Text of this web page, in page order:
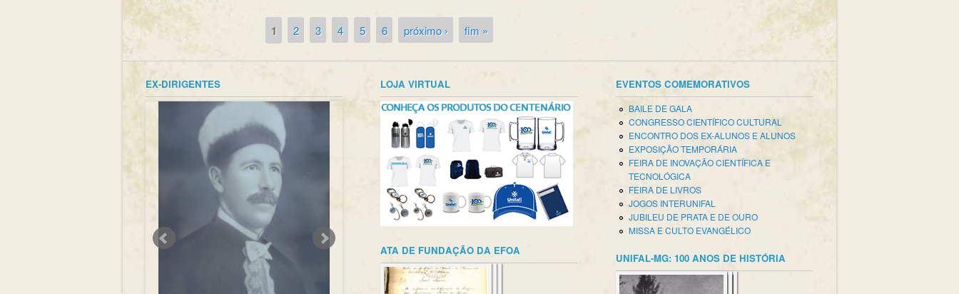
1 2 3 4 5 6 próximo › fim »
EX-DIRIGENTES LOJA VIRTUAL
ATA DE FUNDAÇÃO DA EFOA
EVENTOS COMEMORATIVOS
BAILE DE GALA
CONGRESSO CIENTÍFICO CULTURAL
ENCONTRO DOS EX-ALUNOS E ALUNOS
EXPOSIÇÃO TEMPORÁRIA
FEIRA DE INOVAÇÃO CIENTÍFICA E
TECNOLÓGICA
FEIRA DE LIVROS
JOGOS INTERUNIFAL
JUBILEU DE PRATA E DE OURO
MISSA E CULTO EVANGÉLICO
UNIFAL-MG: 100 ANOS DE HISTÓRIA